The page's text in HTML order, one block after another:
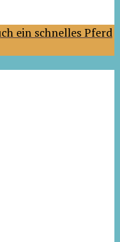
ein schnelles Pferd